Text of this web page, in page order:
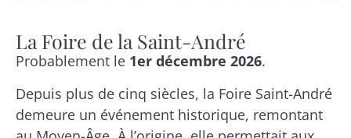
La Foire de la Saint-André
Probablement le 1er décembre 2026.
Depuis plus de cinq siècles, la Foire Saint-André
demeure un événement historique, remontant